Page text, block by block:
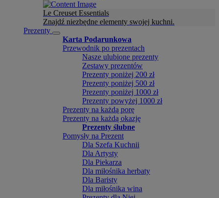
Le Creuset Essentials
Znajdź niezbędne elementy swojej kuchni.
Prezenty
Karta Podarunkowa
Przewodnik po prezentach
Nasze ulubione prezenty
Zestawy prezentów
Prezenty poniżej 200 zł
Prezenty poniżej 500 zł
Prezenty poniżej 1000 zł
Prezenty powyżej 1000 zł
Prezenty na każdą porę
Prezenty na każdą okazję
Prezenty ślubne
Pomysły na Prezent
Dla Szefa Kuchnii
Dla Artysty
Dla Piekarza
Dla miłośnika herbaty
Dla Baristy
Dla miłośnika wina